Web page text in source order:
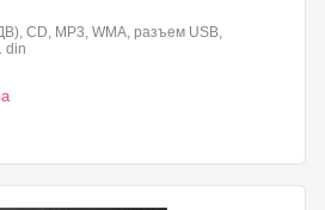
CD, MP3, WMA, разъем USB,
din